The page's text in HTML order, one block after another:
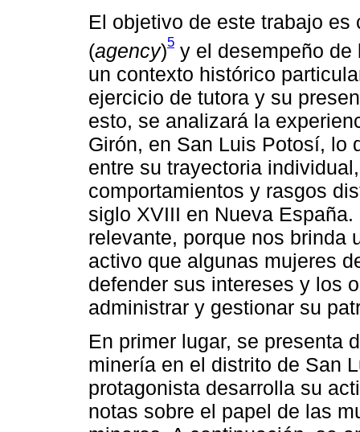
El objetivo de este trabajo
(agency)5 y el desempeño de
un contexto histórico
ejercicio de tutora y su
esto, se analizará la
Girón, en San Luis Potosí, lo
entre su trayectoria
comportamientos y rasgos
siglo XVIII en Nueva
relevante, porque nos brinda
activo que algunas mujeres
defender sus intereses y los
administrar y gestionar su
En primer lugar, se presenta
minería en el distrito de San
protagonista desarrolla su
notas sobre el papel de las